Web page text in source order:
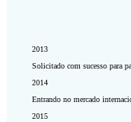
2013
Solicitado com sucesso para
2014
Entrando no mercado
2015